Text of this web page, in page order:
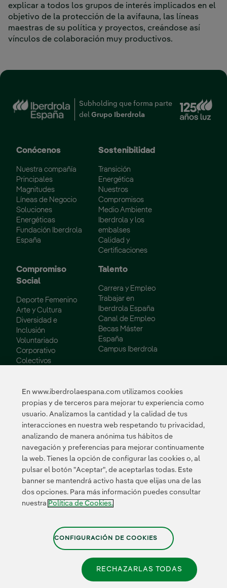
explicar a todos los grupos de interés implicados en el
objetivo de la protección de la avifauna, las líneas
maestras de su política y proyectos, creándose así
vínculos de colaboración muy productivos.
Subholding que forma parte
del Grupo Iberdrola
Conócenos
Nuestra compañía
Principales
Magnitudes
Líneas de Negocio
Soluciones
Energéticas
Fundación Iberdrola
España
Sostenibilidad
Transición
Energética
Nuestros
Compromisos
Medio Ambiente
Iberdrola y los
embalses
Calidad y
Certificaciones
Compromiso
Social
Deporte Femenino
Arte y Cultura
Diversidad e
Inclusión
Voluntariado
Corporativo
Colectivos
Talento
Carrera y Empleo
Trabajar en
Iberdrola España
Canal de Empleo
Becas Máster
España
Campus Iberdrola
Innovación
Innovación en
nuestro negocio
Innovación
colaborativa
Next Generation EU
Ciberseguridad en
España
Smart Grids
Innovation Hub
Política de Privacidad|Información legal|Transparencia
En www.iberdrolaespana.com utilizamos cookies
propias y de terceros para mejorar tu experiencia como
usuario. Analizamos la cantidad y la calidad de tus
interacciones en nuestra web respetando tu privacidad,
analizando de manera anónima tus hábitos de
navegación y preferencias para mejorar continuamente
la web. Tienes la opción de configurar las cookies o, al
pulsar el botón "Aceptar", de aceptarlas todas. Este
banner se mantendrá activo hasta que elijas una de las
dos opciones. Para más información puedes consultar
nuestra Política de Cookies.
CONFIGURACIÓN DE COOKIES
RECHAZARLAS TODAS